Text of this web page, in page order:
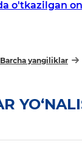
o'tkazilgan
Barcha yangiliklar